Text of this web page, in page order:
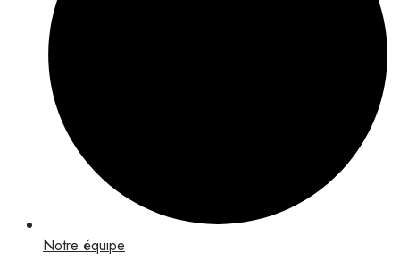
Notre équipe